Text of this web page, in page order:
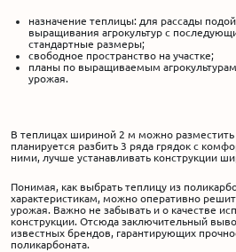
назначение теплицы: для рассады
выращивания агрокультур с
стандартные размеры;
свободное пространство на участке;
планы по выращиваемым
урожая.
В теплицах шириной 2 м можно разместить
планируется разбить 3 ряда грядок с
ними, лучше устанавливать конструкции
Понимая, как выбрать теплицу из
характеристикам, можно оперативно
урожая. Важно не забывать и о качестве
конструкции. Отсюда заключительный
известных брендов, гарантирующих
поликарбоната.